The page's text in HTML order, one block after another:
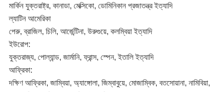
মার্কিন যুক্তরাষ্ট্র, কানাডা, মেক্সিকো, ডোমিনিকান প্রজাতন্ত্র ইত্যাদি
ল্যাটিন আমেরিকা
পেরু, ব্রাজিল, চিলি, আর্জেন্টিনা, উরুগুয়ে, কলম্বিয়া ইত্যাদি
ইউরোপ:
যুক্তরাজ্য, পোল্যান্ড, জার্মানি, ফ্রান্স, স্পেন, ইতালি ইত্যাদি
আফ্রিকা:
দক্ষিণ আফ্রিকা, জাম্বিয়া, অ্যাঙ্গোলা, জিম্বাবুয়ে, মোজাম্বিক, বতসোয়ানা, নামিবিয়া,